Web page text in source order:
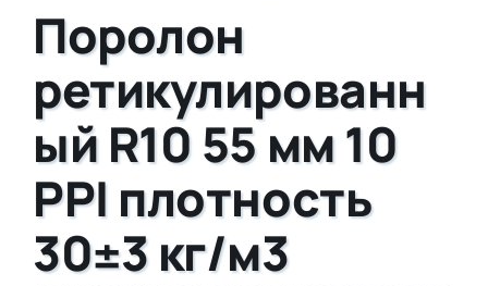
Поролон
ретикулированн
ый R10 55 мм 10
PPI плотность
30±3 кг/м3